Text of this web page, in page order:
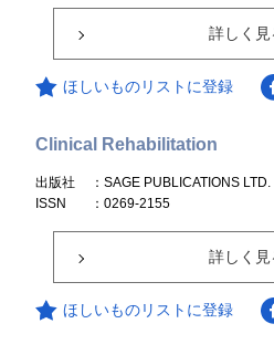
詳しく見
ほしいものリストに登録
Clinical Rehabilitation
出版社
：SAGE PUBLICATIONS LTD.
ISSN
：0269-2155
詳しく見
ほしいものリストに登録